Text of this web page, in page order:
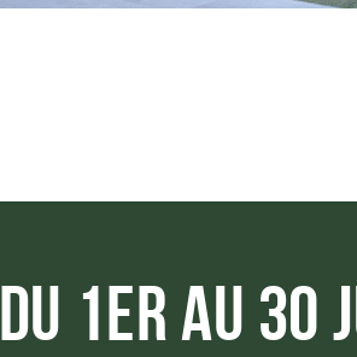
DU 1ER AU 30